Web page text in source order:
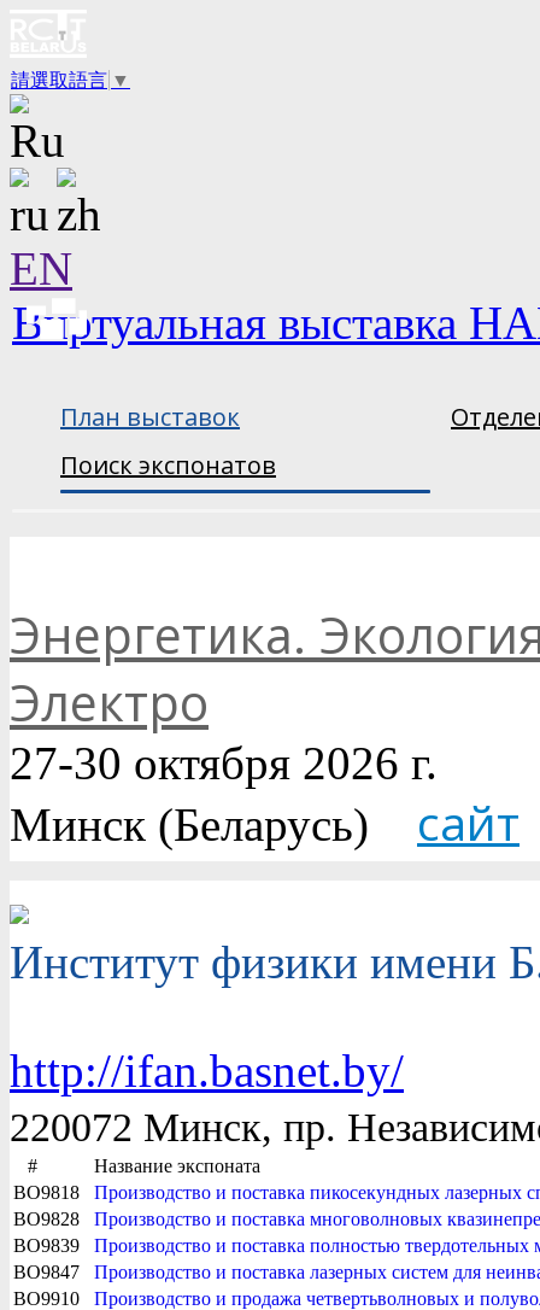
請選取語言 ▼
EN
Виртуальная выставка
План выставок
Поиск экспонатов
Энергетика.
Электро
27-30 октября 2026 г.
Минск (Беларусь) сайт
Институт физики имени
http://ifan.basnet.by/
220072 Минск, пр.
#
Название экспоната
BO9818
Производство и поставка пикосекундных лазерных
BO9828
Производство и поставка многоволновых
BO9839
Производство и поставка полностью
BO9847
Производство и поставка лазерных систем для
BO9910
Производство и продажа четвертьволновых и